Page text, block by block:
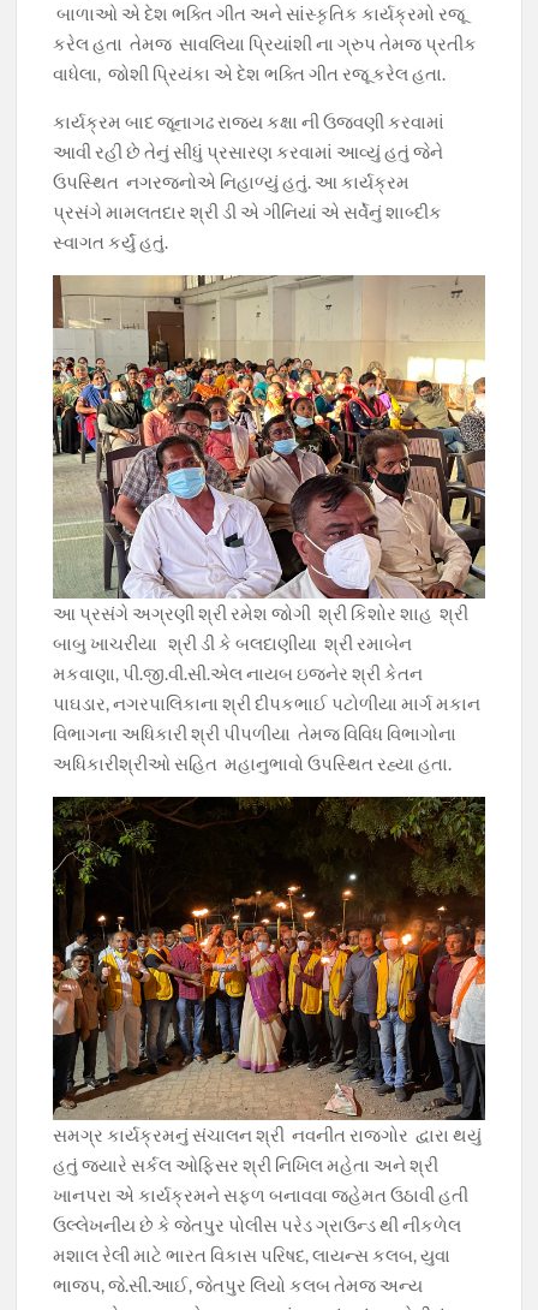
બાળાઓ એ દેશ ભક્તિ ગીત અને સાંસ્કૃતિક કાર્યક્રમો રજૂ
કરેલ હતા તેમજ સાવલિયા પ્રિયાંશી ના ગ્રુપ તેમજ પ્રતીક
વાધેલા, જોશી પ્રિયંકા એ દેશ ભક્તિ ગીત રજૂ કરેલ હતા.
કાર્યક્રમ બાદ જૂનાગઢ રાજ્ય કક્ષા ની ઉજવણી કરવામાં
આવી રહી છે તેનું સીધું પ્રસારણ કરવામાં આવ્યું હતું જેને
ઉપસ્થિત નગરજનોએ નિહાળ્યું હતું. આ કાર્યક્રમ
પ્રસંગે મામલતદાર શ્રી ડી એ ગીનિયાં એ સર્વેનું શાબ્દીક
સ્વાગત કર્યું હતું.
આ પ્રસંગે અગ્રણી શ્રી રમેશ જોગી શ્રી કિશોર શાહ શ્રી
બાબુ ખાચરીયા શ્રી ડી કે બલદાણીયા શ્રી રમાબેન
મકવાણા, પી.જી.વી.સી.એલ નાયબ ઇજનેર શ્રી કેતન
પાઘડાર, નગરપાલિકાના શ્રી દીપકભાઈ પટોળીયા માર્ગ મકાન
વિભાગના અધિકારી શ્રી પીપળીયા તેમજ વિવિધ વિભાગોના
અધિકારીશ્રીઓ સહિત મહાનુભાવો ઉપસ્થિત રહ્યા હતા.
સમગ્ર કાર્યક્રમનું સંચાલન શ્રી નવનીત રાજગોર દ્વારા થયું
હતું જયારે સર્કલ ઓફિસર શ્રી નિખિલ મહેતા અને શ્રી
ખાનપરા એ કાર્યક્રમને સફળ બનાવવા જહેમત ઉઠાવી હતી
ઉલ્લેખનીય છે કે જેતપુર પોલીસ પરેડ ગ્રાઉન્ડ થી નીકળેલ
મશાલ રેલી માટે ભારત વિકાસ પરિષદ, લાયન્સ કલબ, યુવા
ભાજપ, જે.સી.આઈ, જેતપુર લિયો કલબ તેમજ અન્ય